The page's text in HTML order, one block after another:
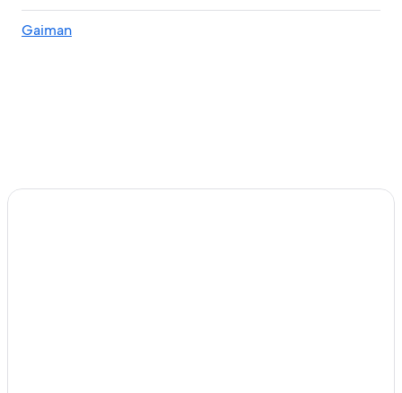
Hoteles en Playa Unión
Hoteles cerca de Museo Regional Pueblo de Luis
Gaiman